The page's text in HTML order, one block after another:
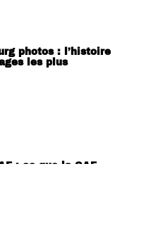
photos : l’histoire
les plus
: ce que la CAF